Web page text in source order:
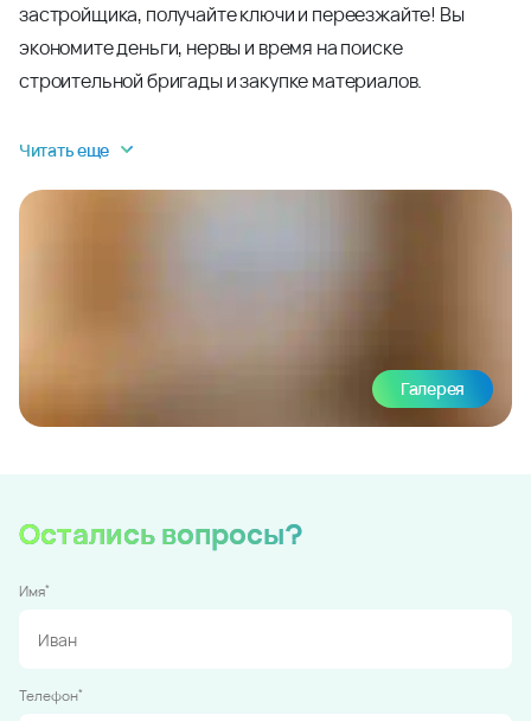
застройщика, получайте ключи и переезжайте! Вы
экономите деньги, нервы и время на поиске
строительной бригады и закупке материалов.
Читать еще
Галерея
Остались вопросы?
Имя*
Телефон*